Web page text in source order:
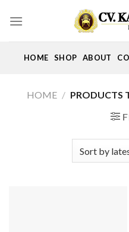
HOME SHOP ABOUT
HOME / PRODUCTS